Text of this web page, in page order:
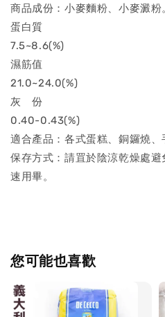
商品成份：小麥麵粉、小麥澱粉
蛋白質
7.5~8.6(%)
濕筋值
21.0~24.0(%)
灰 份
0.40-0.43(%)
適合產品：各式蛋糕、銅鑼燒、
保存方式：請罝於陰涼乾燥處
速用畢。
您可能也喜歡